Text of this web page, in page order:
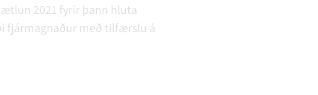
2021 fyrir þann hluta
fjármagnaður með tilfærslu á